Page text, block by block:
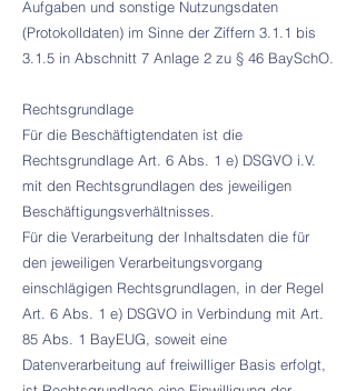
Aufgaben und sonstige Nutzungsdaten
(Protokolldaten) im Sinne der Ziffern 3.1.1 bis
3.1.5 in Abschnitt 7 Anlage 2 zu § 46 BaySchO.
Rechtsgrundlage
Für die Beschäftigtendaten ist die
Rechtsgrundlage Art. 6 Abs. 1 e) DSGVO i.V.
mit den Rechtsgrundlagen des jeweiligen
Beschäftigungsverhältnisses.
Für die Verarbeitung der Inhaltsdaten die für
den jeweiligen Verarbeitungsvorgang
einschlägigen Rechtsgrundlagen, in der Regel
Art. 6 Abs. 1 e) DSGVO in Verbindung mit Art.
85 Abs. 1 BayEUG, soweit eine
Datenverarbeitung auf freiwilliger Basis erfolgt,